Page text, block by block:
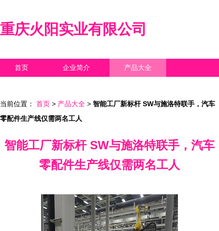
重庆火阳实业有限公司
首页 企业简介 产品大全
当前位置： 首页 > 产品大全 > 智能工厂新标杆 SW与施洛特联手，汽车
零配件生产线仅需两名工人
智能工厂新标杆 SW与施洛特联手，汽车
零配件生产线仅需两名工人